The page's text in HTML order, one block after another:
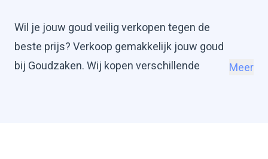
Wil je jouw goud veilig verkopen tegen de
beste prijs? Verkoop gemakkelijk jouw goud
bij Goudzaken. Wij kopen verschillende
Meer